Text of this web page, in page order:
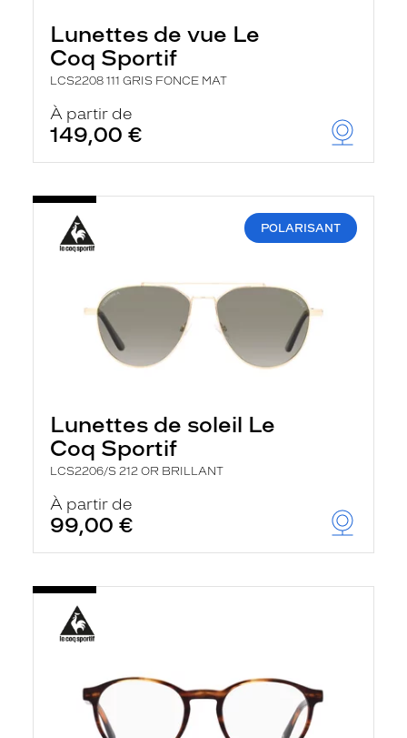
Lunettes de vue Le
Coq Sportif
LCS2208 111 GRIS FONCE MAT
À partir de
149,00 €
POLARISANT
Lunettes de soleil Le
Coq Sportif
LCS2206/S 212 OR BRILLANT
À partir de
99,00 €